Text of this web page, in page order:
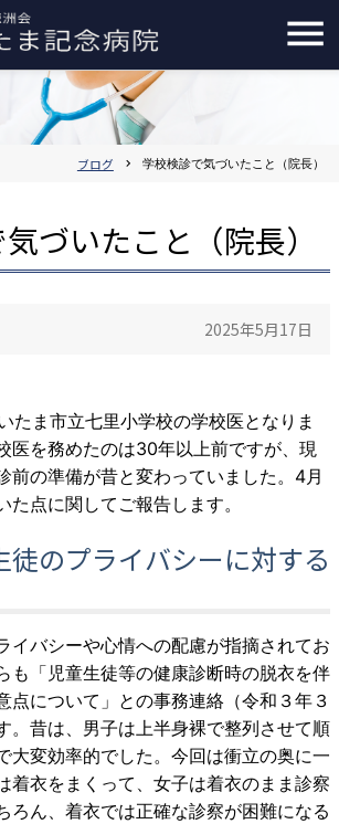
ブログ chevron_right 学校検診で気づいたこと（院長）
づいたこと（院長）
2025年5月17日
たま市立七里小学校の学校医となりま
医を務めたのは30年以上前ですが、現
前の準備が昔と変わっていました。4月
た点に関してご報告します。
徒のプライバシーに対する
イバシーや心情への配慮が指摘されてお
も「児童生徒等の健康診断時の脱衣を伴
点について」との事務連絡（令和３年３
。昔は、男子は上半身裸で整列させて順
大変効率的でした。今回は衝立の奥に一
着衣をまくって、女子は着衣のまま診察
ろん、着衣では正確な診察が困難になる